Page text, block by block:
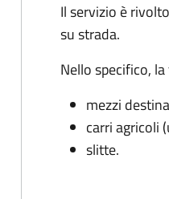
Il servizio è
su strada.
Nello specifico,
mezzi
carri agricoli
slitte.